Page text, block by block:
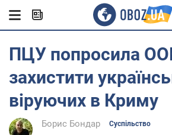
ПЦУ попросила
захистити
віруючих в Криму
Борис Бондар Суспільство